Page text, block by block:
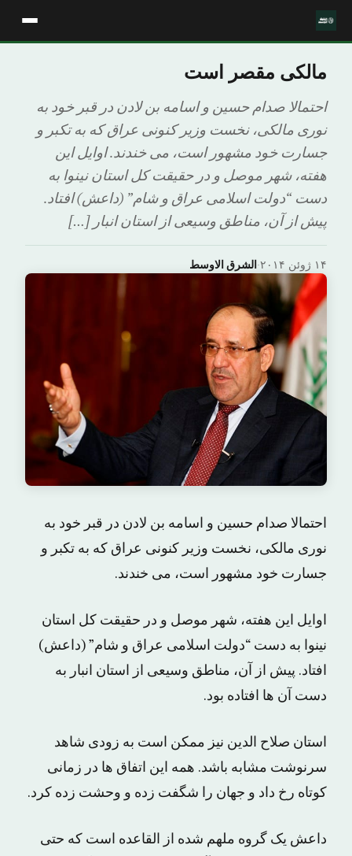
مالکی مقصر است
احتمالا صدام حسین و اسامه بن لادن در قبر خود به
نوری مالکی، نخست وزیر کنونی عراق که به تکبر و
جسارت خود مشهور است، می خندند. اوایل این
هفته، شهر موصل و در حقیقت کل استان نینوا به
دست “دولت اسلامی عراق و شام” (داعش) افتاد.
پیش از آن، مناطق وسیعی از استان انبار […]
الشرق الاوسط· ۱۴ ژوئن ۲۰۱۴
احتمالا صدام حسین و اسامه بن لادن در قبر خود به
نوری مالکی، نخست وزیر کنونی عراق که به تکبر و
جسارت خود مشهور است، می خندند.
اوایل این هفته، شهر موصل و در حقیقت کل استان
نینوا به دست “دولت اسلامی عراق و شام” (داعش)
افتاد. پیش از آن، مناطق وسیعی از استان انبار به
دست آن ها افتاده بود.
استان صلاح الدین نیز ممکن است به زودی شاهد
سرنوشت مشابه باشد. همه این اتفاق ها در زمانی
کوتاه رخ داد و جهان را شگفت زده و وحشت زده کرد.
داعش یک گروه ملهم شده از القاعده است که حتی